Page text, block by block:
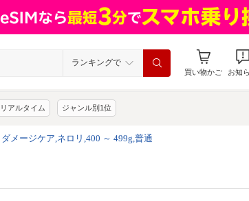
ランキングで
買い物かご お知
リアルタイム ジャンル別1位
ダメージケア,ネロリ,400 ～ 499g,普通